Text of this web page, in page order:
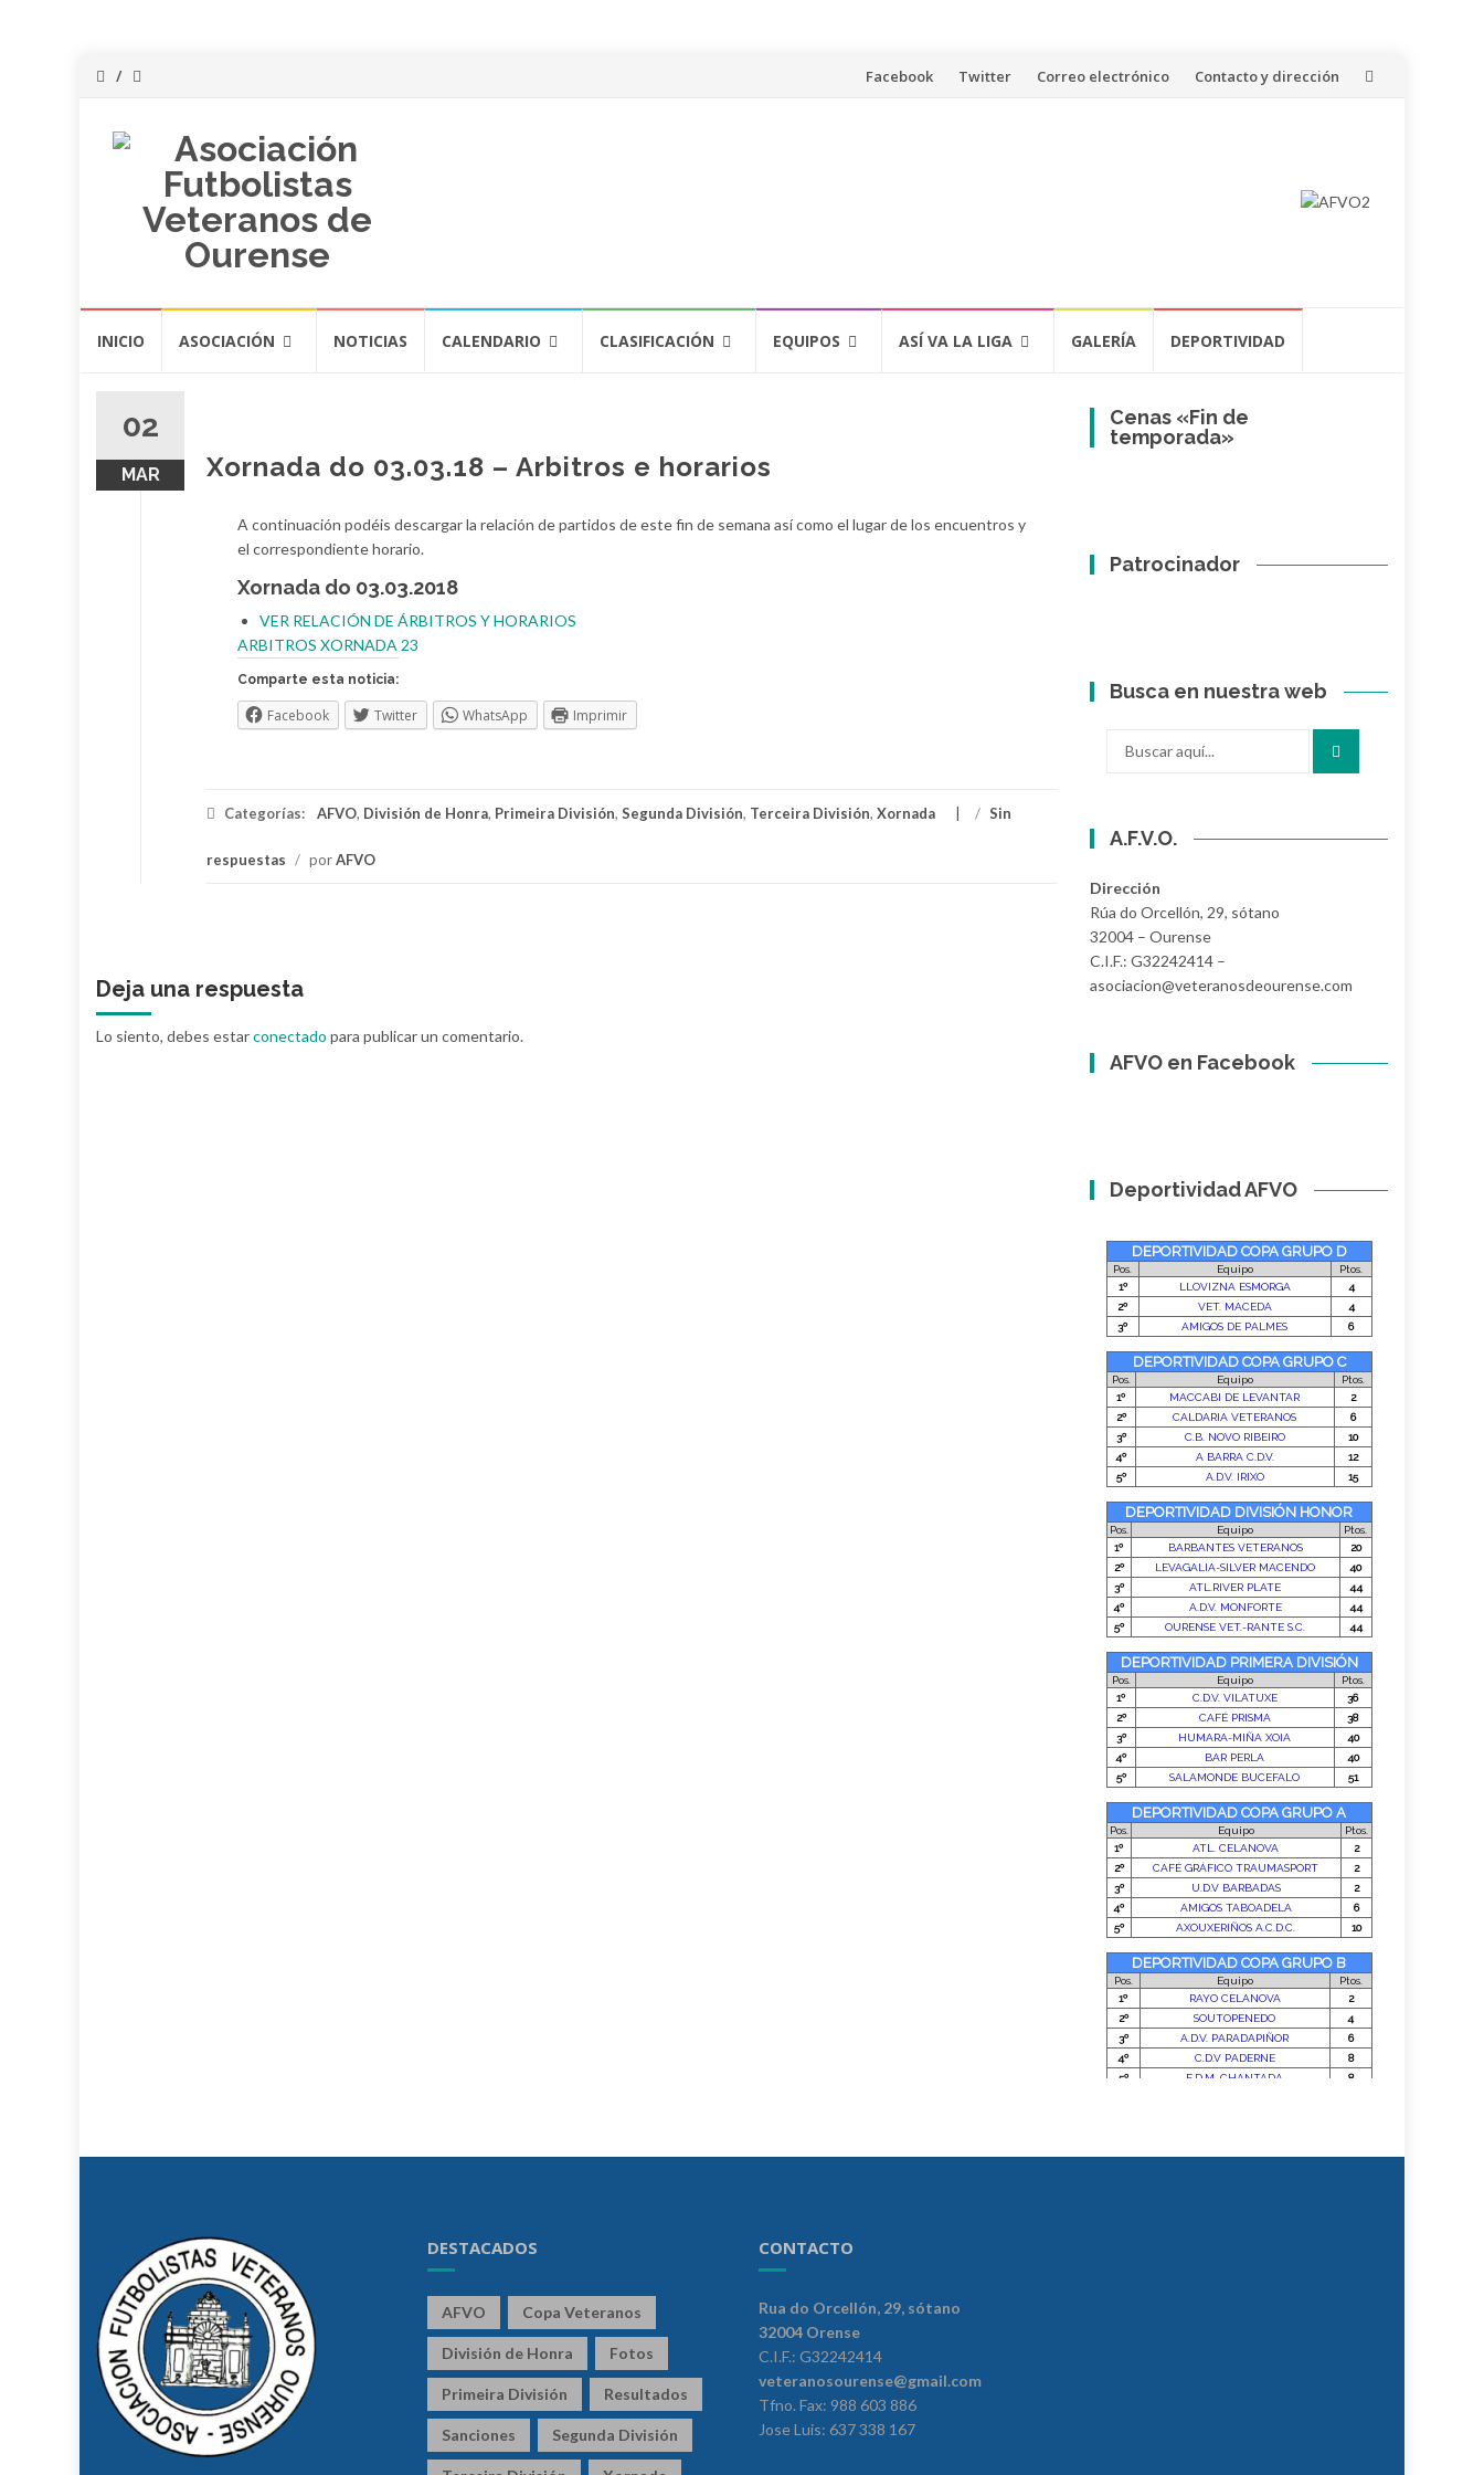
Saltar
Facebook Twitter Correo electrónico Contacto y dirección
INICIO ASOCIACIÓN NOTICIAS CALENDARIO CLASIFICACIÓN EQUIPOS ASÍ VA LA LIGA GALERÍA DEPORTIVIDAD
02
MAR Xornada do 03.03.18 – Arbitros e horarios
A continuación podéis descargar la relación de partidos de este fin de semana así como el lugar de los encuentros y
el correspondiente horario.
Xornada do 03.03.2018
VER RELACIÓN DE ÁRBITROS Y HORARIOS
ARBITROS XORNADA 23
Comparte esta noticia:
Facebook Twitter WhatsApp Imprimir
Categorías: AFVO, División de Honra, Primeira División, Segunda División, Terceira División, Xornada / Sin
respuestas / porAFVO
Deja una respuesta
Lo siento, debes estarconectado para publicar un comentario.
Cenas «Fin de
temporada»
Patrocinador
Busca en nuestra web
A.F.V.O.
Dirección
Rúa do Orcellón, 29, sótano
32004 – Ourense
C.I.F.: G32242414 –
asociacion@veteranosdeourense.com
AFVO en Facebook
Deportividad AFVO
DESTACADOS
AFVO Copa Veteranos
División de Honra Fotos
Primeira División Resultados
Sanciones Segunda División
CONTACTO
Rua do Orcellón, 29, sótano
32004 Orense
C.I.F.: G32242414
veteranosourense@gmail.com
Tfno. Fax: 988 603 886
Jose Luis: 637 338 167